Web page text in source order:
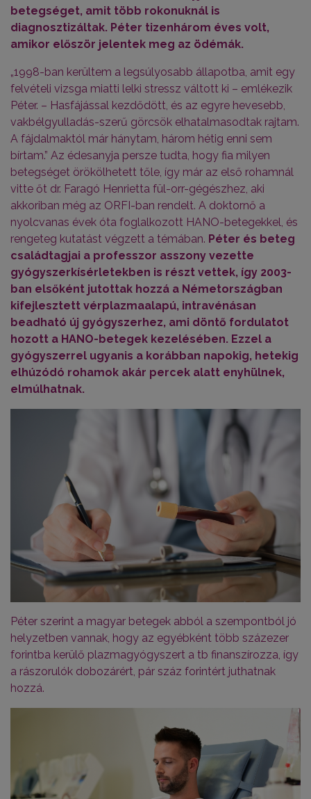
betegséget, amit több rokonuknál is
diagnosztizáltak. Péter tizenhárom éves volt,
amikor először jelentek meg az ödémák.
„1998-ban kerültem a legsúlyosabb állapotba, amit egy
felvételi vizsga miatti lelki stressz váltott ki – emlékezik
Péter. – Hasfájással kezdődött, és az egyre hevesebb,
vakbélgyulladás-szerű görcsök elhatalmasodtak rajtam.
A fájdalmaktól már hánytam, három hétig enni sem
bírtam.” Az édesanyja persze tudta, hogy fia milyen
betegséget örökölhetett tőle, így már az első rohamnál
vitte őt dr. Faragó Henrietta fül-orr-gégészhez, aki
akkoriban még az ORFI-ban rendelt. A doktornő a
nyolcvanas évek óta foglalkozott HANO-betegekkel, és
rengeteg kutatást végzett a témában. Péter és beteg
családtagjai a professzor asszony vezette
gyógyszerkísérletekben is részt vettek, így 2003-
ban elsőként jutottak hozzá a Németországban
kifejlesztett vérplazmaalapú, intravénásan
beadható új gyógyszerhez, ami döntő fordulatot
hozott a HANO-betegek kezelésében. Ezzel a
gyógyszerrel ugyanis a korábban napokig, hetekig
elhúzódó rohamok akár percek alatt enyhülnek,
elmúlhatnak.
Péter szerint a magyar betegek abból a szempontból jó
helyzetben vannak, hogy az egyébként több százezer
forintba kerülő plazmagyógyszert a tb finanszírozza, így
a rászorulók dobozárért, pár száz forintért juthatnak
hozzá.